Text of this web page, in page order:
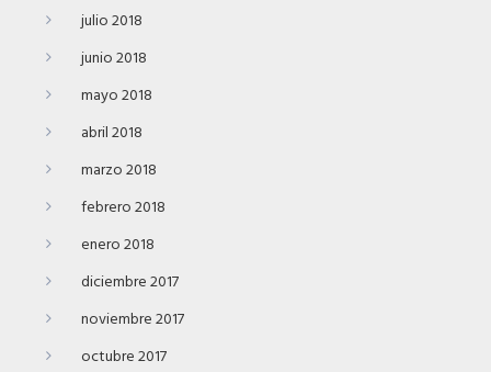
julio 2018
junio 2018
mayo 2018
abril 2018
marzo 2018
febrero 2018
enero 2018
diciembre 2017
noviembre 2017
octubre 2017